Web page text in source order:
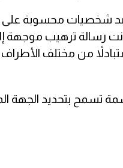
ضد شخصيات محسوبة
رسالة ترهيب موجهة
من مختلف
تسمح بتحديد الجهة